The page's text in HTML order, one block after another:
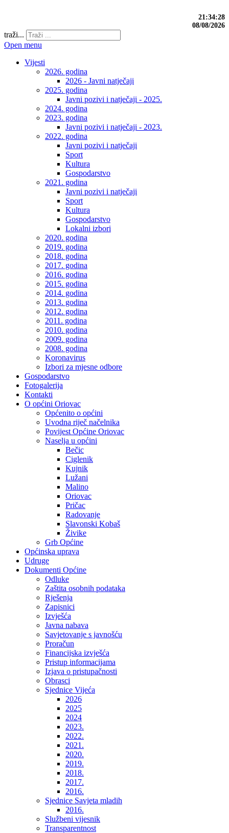
21:34:29
08/08/2026
traži...
Open menu
Vijesti
2026. godina
2026 - Javni natječaji
2025. godina
Javni pozivi i natječaji - 2025.
2024. godina
2023. godina
Javni pozivi i natječaji - 2023.
2022. godina
Javni pozivi i natječaji
Sport
Kultura
Gospodarstvo
2021. godina
Javni pozivi i natječaji
Sport
Kultura
Gospodarstvo
Lokalni izbori
2020. godina
2019. godina
2018. godina
2017. godina
2016. godina
2015. godina
2014. godina
2013. godina
2012. godina
2011. godina
2010. godina
2009. godina
2008. godina
Koronavirus
Izbori za mjesne odbore
Gospodarstvo
Fotogalerija
Kontakti
O općini Oriovac
Općenito o općini
Uvodna riječ načelnika
Povijest Općine Oriovac
Naselja u općini
Bečic
Ciglenik
Kujnik
Lužani
Malino
Oriovac
Pričac
Radovanje
Slavonski Kobaš
Živike
Grb Općine
Općinska uprava
Udruge
Dokumenti Općine
Odluke
Zaštita osobnih podataka
Rješenja
Zapisnici
Izvješća
Javna nabava
Savjetovanje s javnošću
Proračun
Financijska izvješća
Pristup informacijama
Izjava o pristupačnosti
Obrasci
Sjednice Vijeća
2026
2025
2024
2023.
2022.
2021.
2020.
2019.
2018.
2017.
2016.
Sjednice Savjeta mladih
2016.
Službeni vijesnik
Transparentnost